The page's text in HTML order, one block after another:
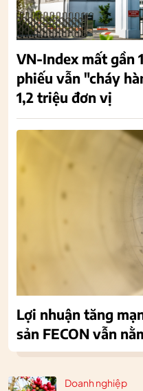
Doanh nghiệp
VN-Index mất gần
phiếu vẫn "cháy
1,2 triệu đơn vị
Lợi nhuận tăng
sản FECON vẫn